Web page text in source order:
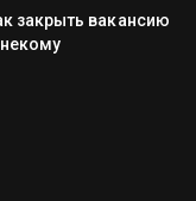
закрыть вакансию
некому